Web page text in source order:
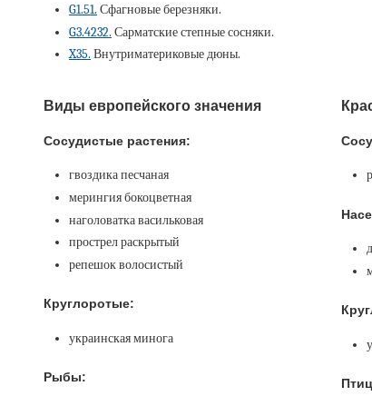
G1.51. Сфагновые березняки.
G3.4232. Сарматские степные сосняки.
X35. Внутриматериковые дюны.
Виды европейского значения
Сосудистые растения:
гвоздика песчаная
мерингия бокоцветная
наголоватка васильковая
прострел раскрытый
репешок волосистый
Круглоротые:
украинская минога
Рыбы: